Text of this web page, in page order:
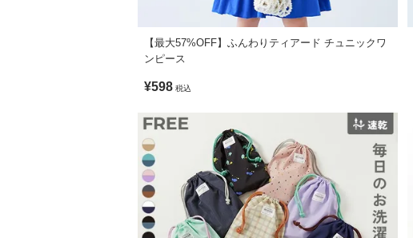
【最大57%OFF】ふんわりティアード チュニックワ
ンピース
¥598 税込